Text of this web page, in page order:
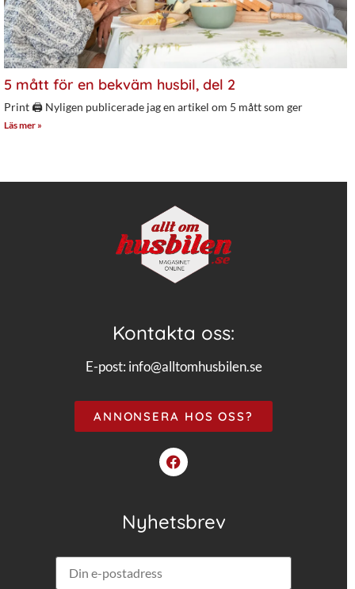
5 mått för en bekväm husbil, del 2
Print 🖨 Nyligen publicerade jag en artikel om 5 mått som ger
Läs mer »
Kontakta oss:
E-post: info@alltomhusbilen.se
ANNONSERA HOS OSS?
Nyhetsbrev